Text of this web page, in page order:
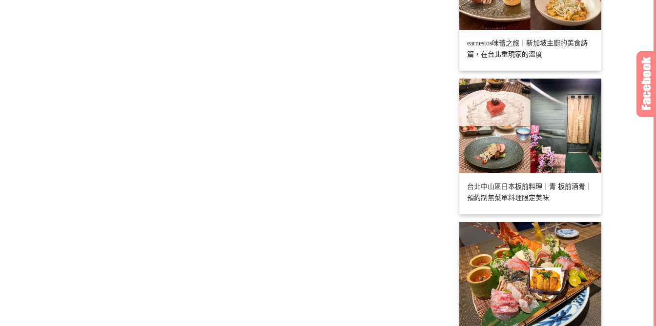
earnestos味蕾之旅｜新加坡主廚的美食詩
篇，在台北重現家的溫度
台北中山區日本板前料理｜青 板前酒肴｜
預約制無菜單料理限定美味